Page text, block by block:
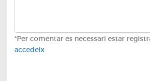
*Per comentar es necessari estar
accedeix